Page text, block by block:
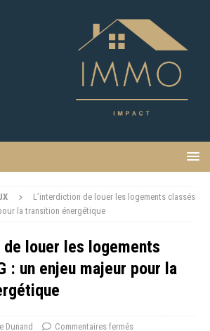
L’interdiction de louer les logements classés
la transition énergétique
louer les logements
: un enjeu majeur pour la
Dunand Commentaires fermés